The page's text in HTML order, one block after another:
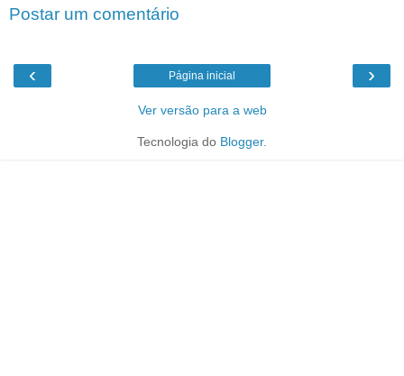
Postar um comentário
‹ ›
Página inicial
Ver versão para a web
Tecnologia do Blogger.